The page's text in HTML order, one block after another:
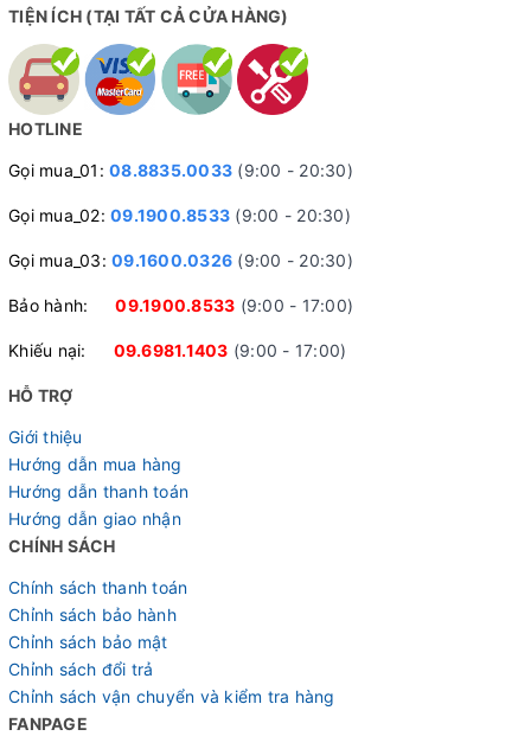
Đùi đĩa thép 3 tầng
Bánh nhiều vân gai bám đường tốt
TIỆN ÍCH (TẠI TẤT CẢ CỬA HÀNG)
HOTLINE
Gọi mua_01: 08.8835.0033 (9:00 - 20:30)
Gọi mua_02: 09.1900.8533 (9:00 - 20:30)
Gọi mua_03: 09.1600.0326 (9:00 - 20:30)
Bảo hành:09.1900.8533 (9:00 - 17:00)
Khiếu nại: 09.6981.1403 (9:00 - 17:00)
HỖ TRỢ
Giới thiệu
Hướng dẫn mua hàng
Hướng dẫn thanh toán
Hướng dẫn giao nhận
CHÍNH SÁCH
Chính sách thanh toán
Chỉnh sách bảo hành
Chỉnh sách bảo mật
Chỉnh sách đổi trả
Chỉnh sách vận chuyển và kiểm tra hàng
FANPAGE